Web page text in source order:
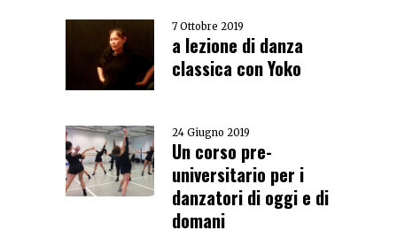
7 Ottobre 2019
a lezione di danza
classica con Yoko
24 Giugno 2019
Un corso pre-
universitario per i
danzatori di oggi e di
domani